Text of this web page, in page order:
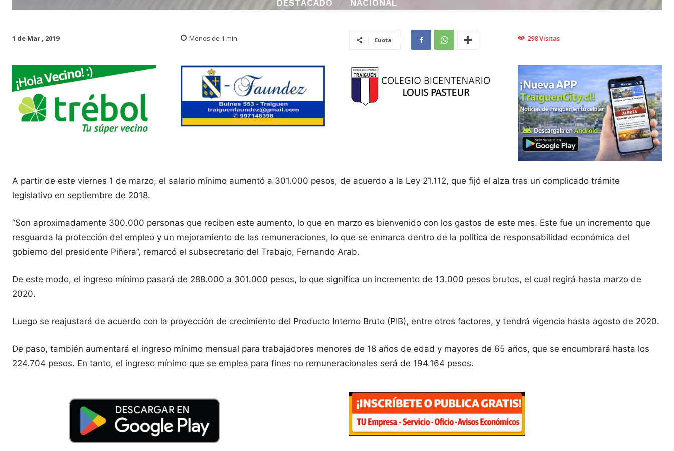
DESTACADO NACIONAL
1 de Mar , 2019 Menos de 1 min. Cuota 298Visitas
A partir de este viernes 1 de marzo, el salario mínimo aumentó a 301.000 pesos, de acuerdo a la Ley 21.112, que fijó el alza tras un complicado trámite
legislativo en septiembre de 2018.
“Son aproximadamente 300.000 personas que reciben este aumento, lo que en marzo es bienvenido con los gastos de este mes. Este fue un incremento que
resguarda la protección del empleo y un mejoramiento de las remuneraciones, lo que se enmarca dentro de la política de responsabilidad económica del
gobierno del presidente Piñera”, remarcó el subsecretario del Trabajo, Fernando Arab.
De este modo, el ingreso mínimo pasará de 288.000 a 301.000 pesos, lo que significa un incremento de 13.000 pesos brutos, el cual regirá hasta marzo de
2020.
Luego se reajustará de acuerdo con la proyección de crecimiento del Producto Interno Bruto (PIB), entre otros factores, y tendrá vigencia hasta agosto de 2020.
De paso, también aumentará el ingreso mínimo mensual para trabajadores menores de 18 años de edad y mayores de 65 años, que se encumbrará hasta los
224.704 pesos. En tanto, el ingreso mínimo que se emplea para fines no remuneracionales será de 194.164 pesos.